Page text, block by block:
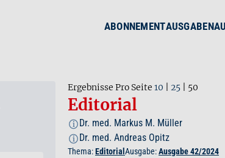
ABONNEMENTAUSGABEN
Ergebnisse Pro Seite 10 25 50
Editorial
i Dr. med. Markus M. Müller
i Dr. med. Andreas Opitz
Thema:Editorial Ausgabe:Ausgabe 42/2024